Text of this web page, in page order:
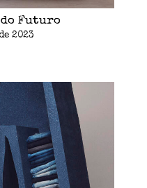
Futuro
2023